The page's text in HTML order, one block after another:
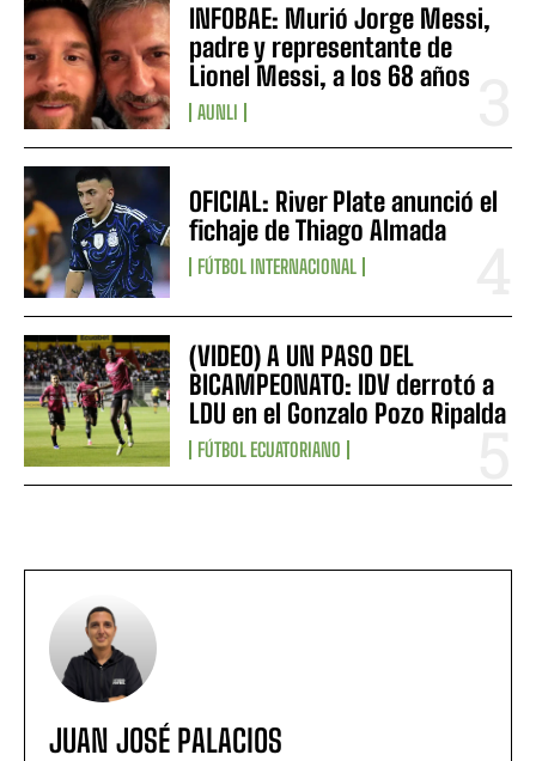
INFOBAE: Murió Jorge Messi,
padre y representante de
Lionel Messi, a los 68 años
AUNLI
OFICIAL: River Plate anunció el
fichaje de Thiago Almada
FÚTBOL INTERNACIONAL
(VIDEO) A UN PASO DEL
BICAMPEONATO: IDV derrotó a
LDU en el Gonzalo Pozo Ripalda
FÚTBOL ECUATORIANO
JUAN JOSÉ PALACIOS